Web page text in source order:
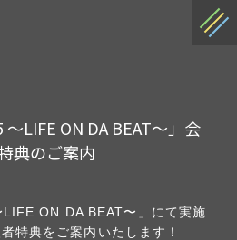
LIFE ON DA BEAT〜」会
典のご案内
ON DA BEAT〜」にて実施
特典をご案内いたします！